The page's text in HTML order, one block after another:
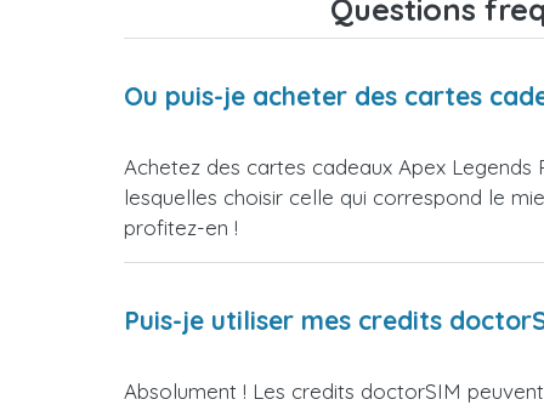
Questions
Ou puis-je acheter des cartes
Achetez des cartes cadeaux Apex
lesquelles choisir celle qui correspond le
profitez-en !
Puis-je utiliser mes credits
Absolument ! Les credits doctorSIM